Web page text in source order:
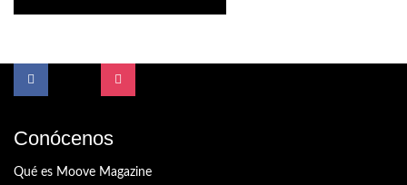
Conócenos
Qué es Moove Magazine